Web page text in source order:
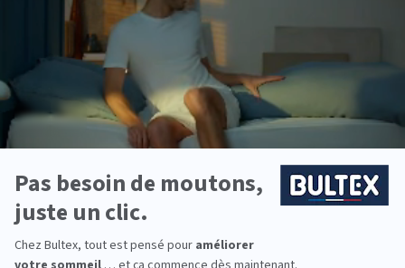
PACK LITERIE TOUT-EN-1
Ce pack emménagement vous offre tout ce dont vous avez
besoin pour équiper votre chambre à coucher en un seul achat.
Chaque matière contribue
àaméliorer votre sommeil